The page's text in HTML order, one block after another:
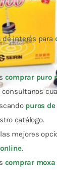
20,90 €.
de interés para
comprar puro
consultanos
puros
catálogo.
mejores
.
comprar